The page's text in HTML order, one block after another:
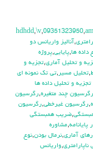
,\v,09351323950,
,آناليز واريانس دو
داده ها,پايايي,پروژه
و تحليل آماري,تجزيه و
,تحليل مسير ,تي تک نمونه اي
و تحلیل داده ها
رگرسيون چند متغيره,رگرسيون
,رگرسيون غيرخطي,رگرسيون
,ضريب همبستگي
,مشاوره
آماري,نرمال بودن,نوع
,واريانس